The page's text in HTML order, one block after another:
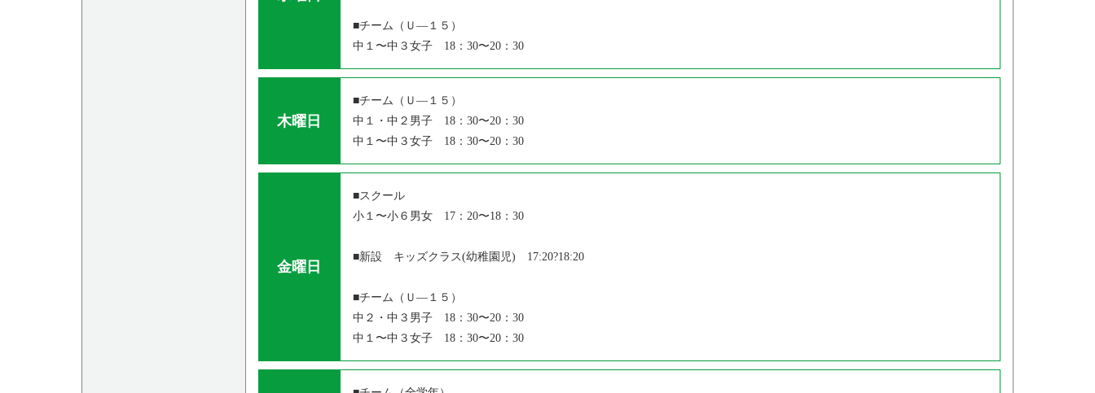
■チーム（Ｕ―１５）
中１〜中３女子 18：30〜20：30
木曜日
■チーム（Ｕ―１５）
中１・中２男子 18：30〜20：30
中１〜中３女子 18：30〜20：30
金曜日
■スクール
小１〜小６男女 17：20〜18：30
■新設 キッズクラス(幼稚園児) 17:20?18:20
■チーム（Ｕ―１５）
中２・中３男子 18：30〜20：30
中１〜中３女子 18：30〜20：30